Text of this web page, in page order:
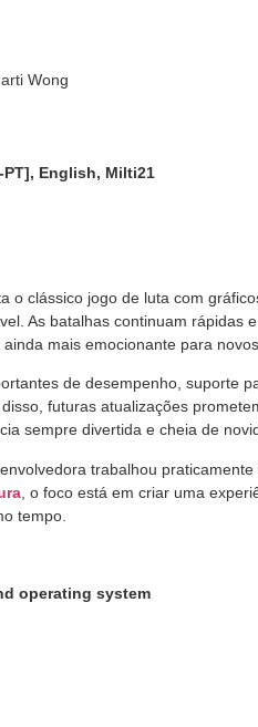
Wong
English, Milti21
o clássico jogo de luta com
As batalhas continuam rápidas
mais emocionante para
de desempenho, suporte
futuras atualizações
sempre divertida e cheia de
trabalhou
, o foco está em criar uma
tempo.
operating system